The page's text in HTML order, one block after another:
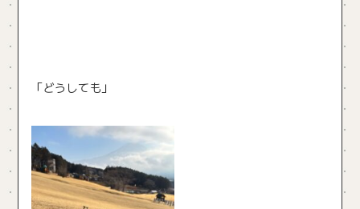
「どうしても」